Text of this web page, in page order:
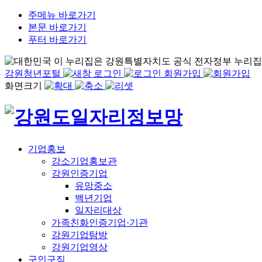
주메뉴 바로가기
본문 바로가기
푸터 바로가기
이 누리집은 강원특별자치도 공식 전자정부 누리
강원청년포털
로그인
회원가입
화면크기
기업홍보
강소기업홍보관
강원인증기업
유망중소
백년기업
일자리대상
가족친화인증기업·기관
강원기업탐방
강원기업영상
구인구직